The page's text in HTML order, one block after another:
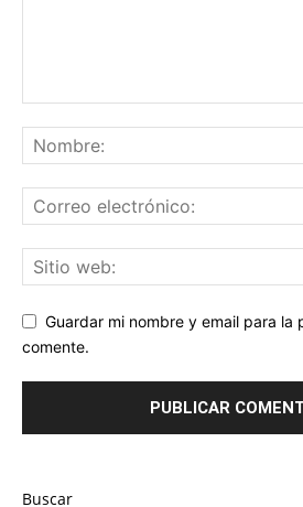
Guardar mi nombre y email para la
comente.
Buscar